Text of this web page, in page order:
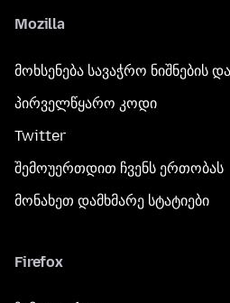
Mozilla
მოხსენება სავაჭრო ნიშნების
პირველწყარო კოდი
Twitter
შემოუერთდით ჩვენს ერთობას
მონახეთ დამხმარე სტატიები
Firefox